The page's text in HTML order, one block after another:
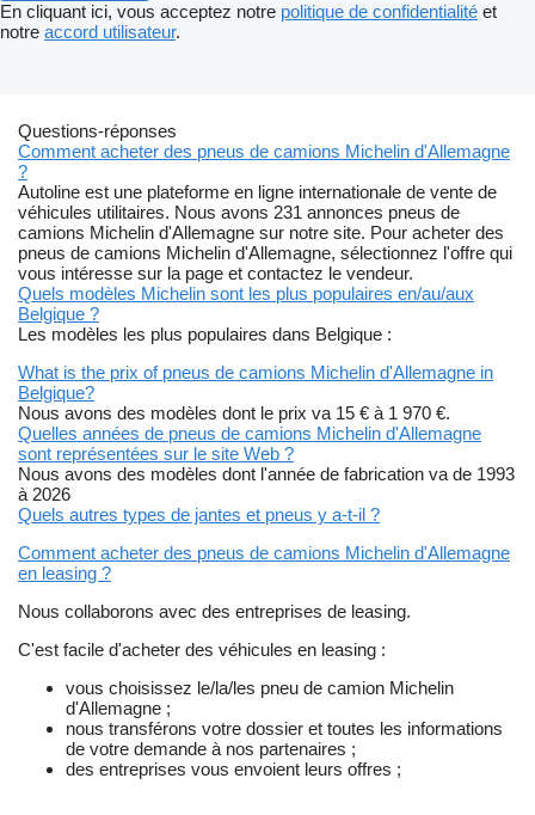
En cliquant ici, vous acceptez notre politique de confidentialité et
notre accord utilisateur.
Questions-réponses
Comment acheter des pneus de camions Michelin d'Allemagne
?
Autoline est une plateforme en ligne internationale de vente de
véhicules utilitaires. Nous avons 231 annonces pneus de
camions Michelin d'Allemagne sur notre site. Pour acheter des
pneus de camions Michelin d'Allemagne, sélectionnez l'offre qui
vous intéresse sur la page et contactez le vendeur.
Quels modèles Michelin sont les plus populaires en/au/aux
Belgique ?
Les modèles les plus populaires dans Belgique :
What is the prix of pneus de camions Michelin d'Allemagne in
Belgique?
Nous avons des modèles dont le prix va 15 € à 1 970 €.
Quelles années de pneus de camions Michelin d'Allemagne
sont représentées sur le site Web ?
Nous avons des modèles dont l'année de fabrication va de 1993
à 2026
Quels autres types de jantes et pneus y a-t-il ?
Comment acheter des pneus de camions Michelin d'Allemagne
en leasing ?
Nous collaborons avec des entreprises de leasing.
C'est facile d'acheter des véhicules en leasing :
vous choisissez le/la/les pneu de camion Michelin
d'Allemagne ;
nous transférons votre dossier et toutes les informations
de votre demande à nos partenaires ;
des entreprises vous envoient leurs offres ;